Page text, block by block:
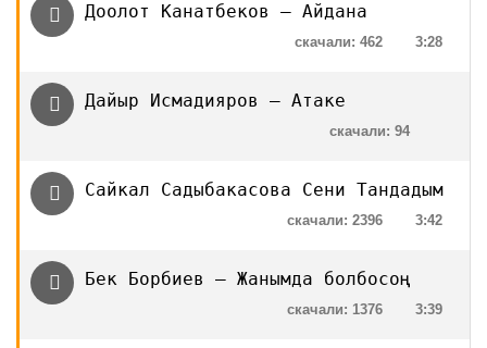
Доолот Канатбеков — Айдана
3:28
скачали: 462
Дайыр Исмадияров — Атаке
скачали: 94
Сайкал Садыбакасова Сени Тандадым
3:42
скачали: 2396
Бек Борбиев — Жанымда болбосоң
3:39
скачали: 1376